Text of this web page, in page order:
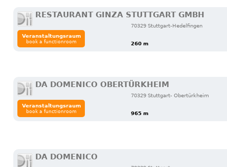
RESTAURANT GINZA STUTTGART GMBH
70329 Stuttgart-Hedelfingen
260 m
Veranstaltungsraum
book a functionroom
DA DOMENICO OBERTÜRKHEIM
70329 Stuttgart- Obertürkheim
965 m
Veranstaltungsraum
book a functionroom
DA DOMENICO